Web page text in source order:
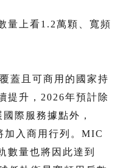
量上看1.2萬顆、寬頻
蓋且可商用的國家持
提升，2026年預計除
際服務據點外，
加入商用行列。MIC
數量也將因此達到